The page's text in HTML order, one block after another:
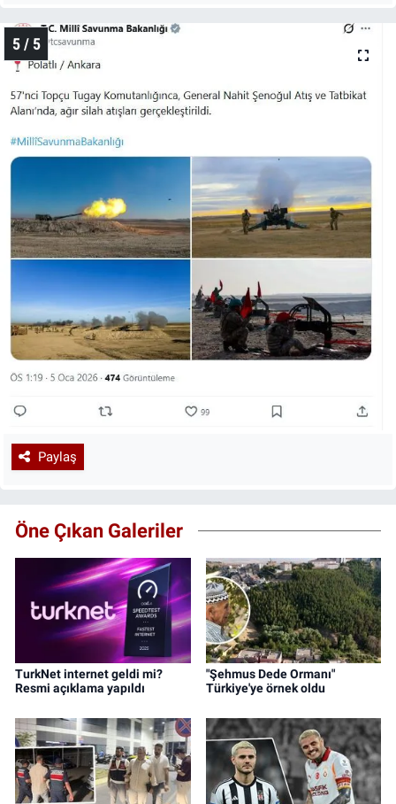
5 / 5
Paylaş
Öne Çıkan Galeriler
TurkNet internet geldi mi?
Resmi açıklama yapıldı
"Şehmus Dede Ormanı"
Türkiye'ye örnek oldu